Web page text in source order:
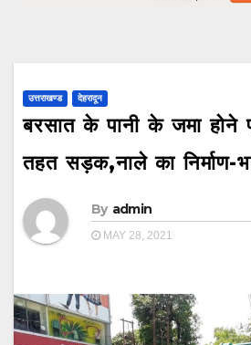
उत्तराखण्ड देहरादून
बरसात के पानी के जमा होने
तहत सड़क,नाले का निर्माण-
By admin
MAY 28, 2021